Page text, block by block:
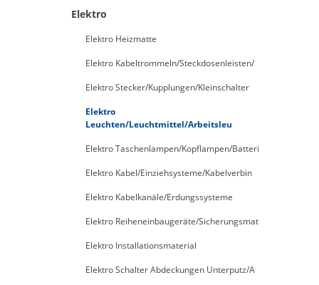
Elektro
Elektro Heizmatte
Elektro Kabeltrommeln/Steckdosenleisten/
Elektro Stecker/Kupplungen/Kleinschalter
Elektro
Leuchten/Leuchtmittel/Arbeitsleu
Elektro Taschenlampen/Kopflampen/Batteri
Elektro Kabel/Einziehsysteme/Kabelverbin
Elektro Kabelkanäle/Erdungssysteme
Elektro Reiheneinbaugeräte/Sicherungsmat
Elektro Installationsmaterial
Elektro Schalter Abdeckungen Unterputz/A